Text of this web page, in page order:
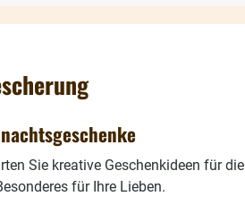
Sie kreative Geschenkideen für die
für Ihre Lieben.